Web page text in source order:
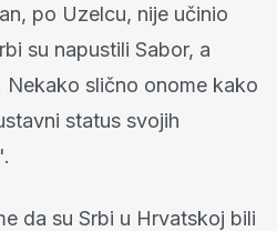
po Uzelcu, nije učinio
su napustili Sabor, a
Nekako slično onome kako
status svojih
da su Srbi u Hrvatskoj bili